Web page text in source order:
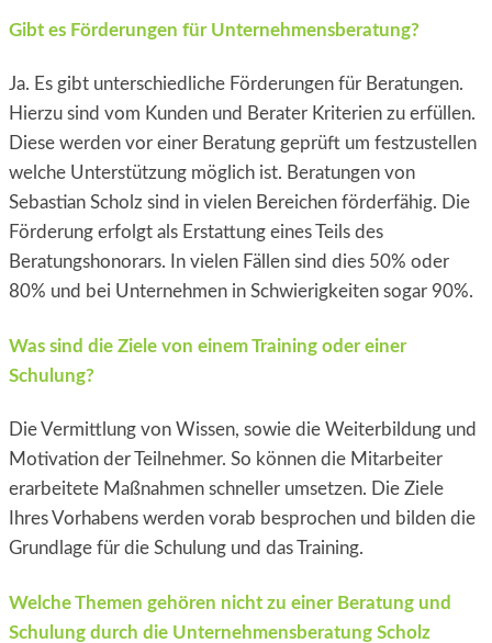
Gibt es Förderungen für Unternehmensberatung?
Ja. Es gibt unterschiedliche Förderungen für Beratungen.
Hierzu sind vom Kunden und Berater Kriterien zu erfüllen.
Diese werden vor einer Beratung geprüft um festzustellen
welche Unterstützung möglich ist. Beratungen von
Sebastian Scholz sind in vielen Bereichen förderfähig. Die
Förderung erfolgt als Erstattung eines Teils des
Beratungshonorars. In vielen Fällen sind dies 50% oder
80% und bei Unternehmen in Schwierigkeiten sogar 90%.
Was sind die Ziele von einem Training oder einer
Schulung?
Die Vermittlung von Wissen, sowie die Weiterbildung und
Motivation der Teilnehmer. So können die Mitarbeiter
erarbeitete Maßnahmen schneller umsetzen. Die Ziele
Ihres Vorhabens werden vorab besprochen und bilden die
Grundlage für die Schulung und das Training.
Welche Themen gehören nicht zu einer Beratung und
Schulung durch die Unternehmensberatung Scholz